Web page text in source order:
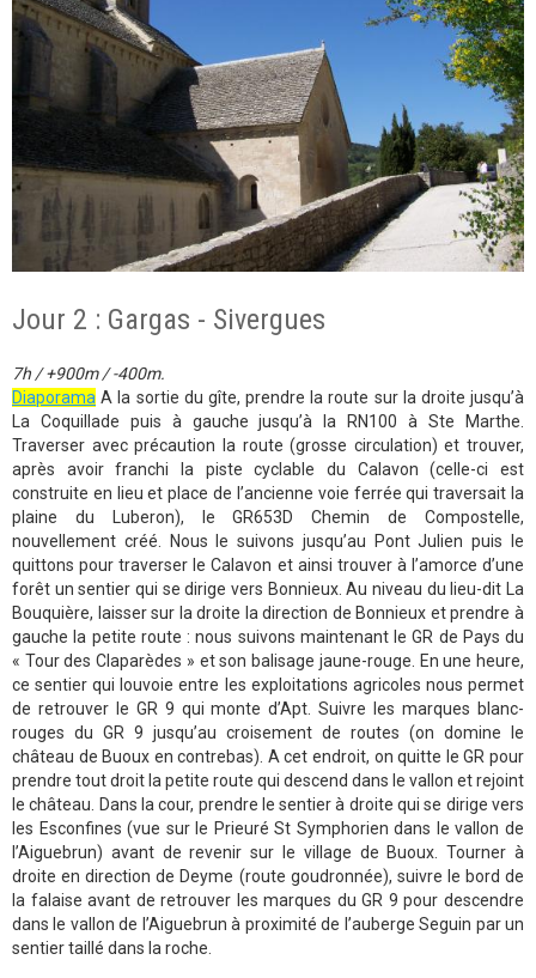
Jour 2 : Gargas - Sivergues
7h / +900m / -400m.
Diaporama A la sortie du gîte, prendre la route sur la droite jusqu’à
La Coquillade puis à gauche jusqu’à la RN100 à Ste Marthe.
Traverser avec précaution la route (grosse circulation) et trouver,
après avoir franchi la piste cyclable du Calavon (celle-ci est
construite en lieu et place de l’ancienne voie ferrée qui traversait la
plaine du Luberon), le GR653D Chemin de Compostelle,
nouvellement créé. Nous le suivons jusqu’au Pont Julien puis le
quittons pour traverser le Calavon et ainsi trouver à l’amorce d’une
forêt un sentier qui se dirige vers Bonnieux. Au niveau du lieu-dit La
Bouquière, laisser sur la droite la direction de Bonnieux et prendre à
gauche la petite route : nous suivons maintenant le GR de Pays du
« Tour des Claparèdes » et son balisage jaune-rouge. En une heure,
ce sentier qui louvoie entre les exploitations agricoles nous permet
de retrouver le GR 9 qui monte d’Apt. Suivre les marques blanc-
rouges du GR 9 jusqu’au croisement de routes (on domine le
château de Buoux en contrebas). A cet endroit, on quitte le GR pour
prendre tout droit la petite route qui descend dans le vallon et rejoint
le château. Dans la cour, prendre le sentier à droite qui se dirige vers
les Esconfines (vue sur le Prieuré St Symphorien dans le vallon de
l’Aiguebrun) avant de revenir sur le village de Buoux. Tourner à
droite en direction de Deyme (route goudronnée), suivre le bord de
la falaise avant de retrouver les marques du GR 9 pour descendre
dans le vallon de l’Aiguebrun à proximité de l’auberge Seguin par un
sentier taillé dans la roche.